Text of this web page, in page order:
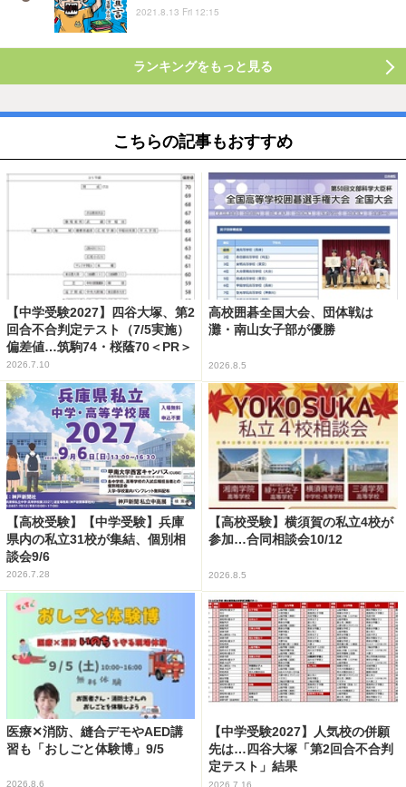
2021.8.13 Fri 12:15
ランキングをもっと見る
こちらの記事もおすすめ
【中学受験2027】四谷大塚、第2
回合不合判定テスト（7/5実施）
偏差値…筑駒74・桜蔭70＜PR＞
2026.7.10
高校囲碁全国大会、団体戦は
灘・南山女子部が優勝
2026.8.5
【高校受験】【中学受験】兵庫
県内の私立31校が集結、個別相
談会9/6
2026.7.28
【高校受験】横須賀の私立4校が
参加…合同相談会10/12
2026.8.5
医療✕消防、縫合デモやAED講
習も「おしごと体験博」9/5
2026.8.6
【中学受験2027】人気校の併願
先は…四谷大塚「第2回合不合判
定テスト」結果
2026.7.16